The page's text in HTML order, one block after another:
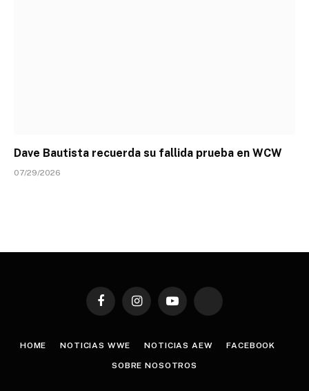
Dave Bautista recuerda su fallida prueba en WCW
07/29/2026
FacebookInstagramYouTube TikTok
HOME NOTICIAS WWE NOTICIAS AEW FACEBOOK
SOBRE NOSOTROS